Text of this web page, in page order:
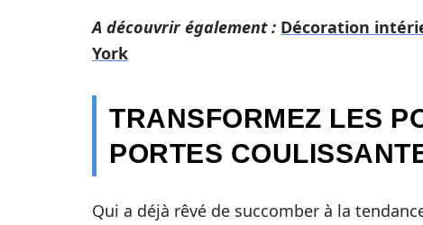
A découvrir également : Décoration
York
TRANSFORMEZ LES
PORTES
Qui a déjà rêvé de succomber à la